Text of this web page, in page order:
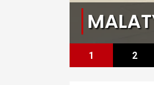
1 2